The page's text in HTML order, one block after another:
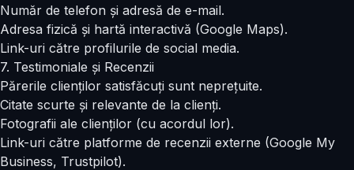
Număr de telefon și adresă de e-mail.
Adresa fizică și hartă interactivă (Google Maps).
Link-uri către profilurile de social media.
7. Testimoniale și Recenzii
Părerile clienților satisfăcuți sunt neprețuite.
Citate scurte și relevante de la clienți.
Fotografii ale clienților (cu acordul lor).
Link-uri către platforme de recenzii externe (Google My
Business, Trustpilot).